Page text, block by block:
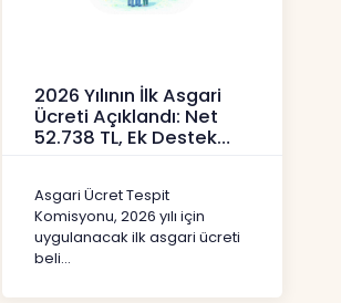
2026 Yılının İlk Asgari
Ücreti Açıklandı: Net
52.738 TL, Ek Destek
Asgari Ücret Tespit
Komisyonu, 2026 yılı için
uygulanacak ilk asgari ücreti
beli...